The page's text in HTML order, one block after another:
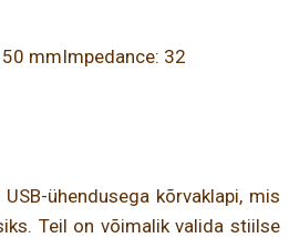
mmImpedance: 32
ühendusega kõrvaklapi, mis
Teil on võimalik valida stiilse